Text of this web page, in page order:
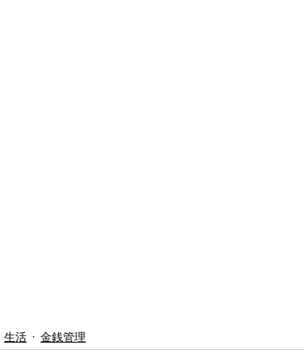
生活 金銭管理